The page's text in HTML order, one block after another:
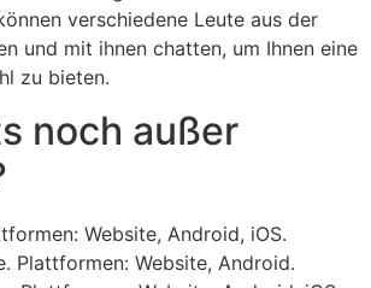
verschiedene Leute aus der
und mit ihnen chatten, um Ihnen eine
zu bieten.
noch außer
Website, Android, iOS.
Plattformen: Website, Android.